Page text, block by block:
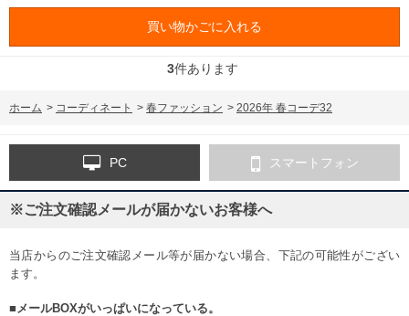
買い物かごに入れる
3件あります
ホーム > コーディネート > 春ファッション > 2026年 春コーデ32
PC スマートフォン
※ご注文確認メールが届かないお客様へ
当店からのご注文確認メール等が届かない場合、下記の可能性がござい
ます。
■メールBOXがいっぱいになっている。